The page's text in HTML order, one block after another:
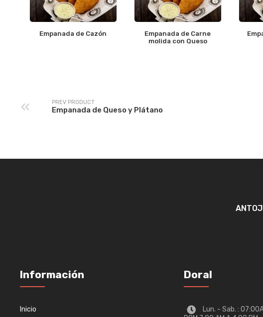
Empanada de Cazón
Empanada de Carne
molida con Queso
PREV PRODUCT
Empanada de Queso y Plátano
Información
Inicio
Doral
Lun. - Sab. :